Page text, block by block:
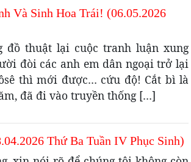
Và Sinh Hoa Trái! (06.05.2026
đồ thuật lại cuộc tranh luận xung
đòi các anh em dân ngoại trở lại
thì mới được… cứu độ! Cắt bì là
đã đi vào truyền thống […]
Thứ Ba Tuần IV Phục Sinh)